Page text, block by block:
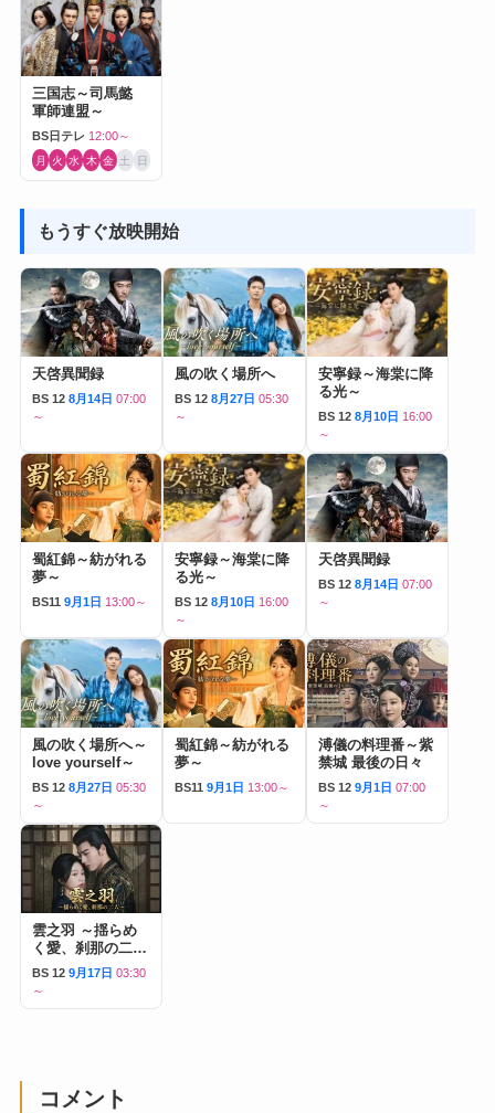
三国志～司馬懿
軍師連盟～
BS日テレ 12:00～
月 火 水 木 金 土 日
もうすぐ放映開始
天啓異聞録
BS 12 8月14日 07:00
～
風の吹く場所へ
BS 12 8月27日 05:30
～
安寧録～海棠に降
る光～
BS 12 8月10日 16:00
～
蜀紅錦～紡がれる
夢～
BS11 9月1日 13:00～
安寧録～海棠に降
る光～
BS 12 8月10日 16:00
～
天啓異聞録
BS 12 8月14日 07:00
～
風の吹く場所へ～
love yourself～
BS 12 8月27日 05:30
～
蜀紅錦～紡がれる
夢～
BS11 9月1日 13:00～
溥儀の料理番～紫
禁城 最後の日々
BS 12 9月1日 07:00
～
雲之羽 ～揺らめ
く愛、刹那の二人
～
BS 12 9月17日 03:30
～
コメント